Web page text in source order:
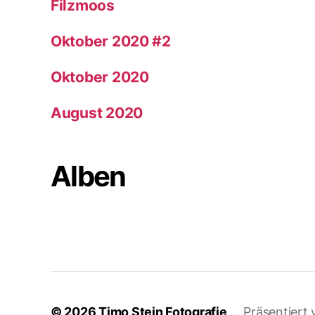
Filzmoos
Oktober 2020 #2
Oktober 2020
August 2020
Alben